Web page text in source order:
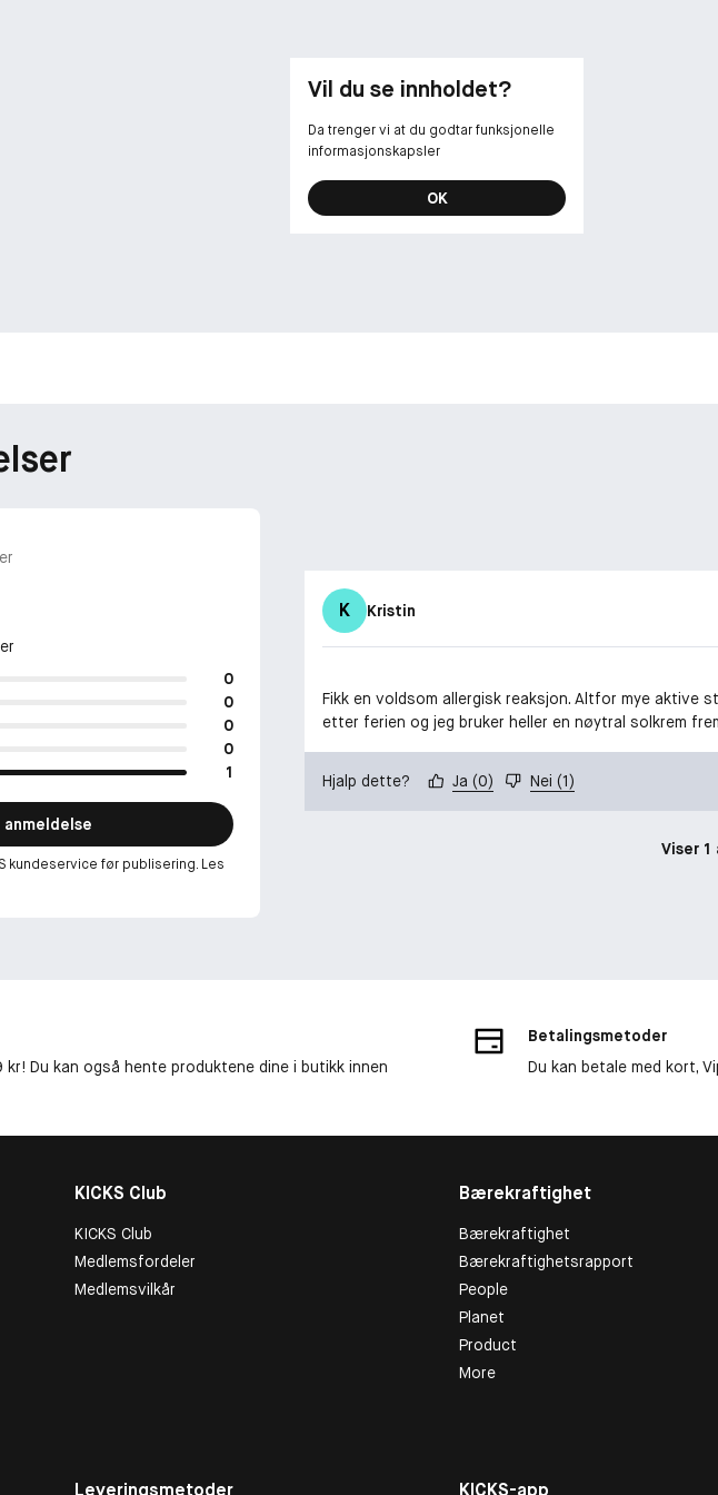
Vil du se innholdet?
Da trenger vi at du godtar funksjonelle
informasjonskapsler
OK
0
0
0
0
1
anmeldelse
kundeservice før publisering. Les
K Kristin
Fikk en voldsom allergisk reaksjon. Altfor mye aktive
etter ferien og jeg bruker heller en nøytral solkrem
Hjalp dette? Ja (0) Nei (1)
Viser 1
Du kan også hente produktene dine i butikk innen
Betalingsmetoder
Du kan betale med kort,
KICKS Club
KICKS Club
Medlemsfordeler
Medlemsvilkår
Bærekraftighet
Bærekraftighet
Bærekraftighetsrapport
People
Planet
Product
More
Leveringsmetoder KICKS-app